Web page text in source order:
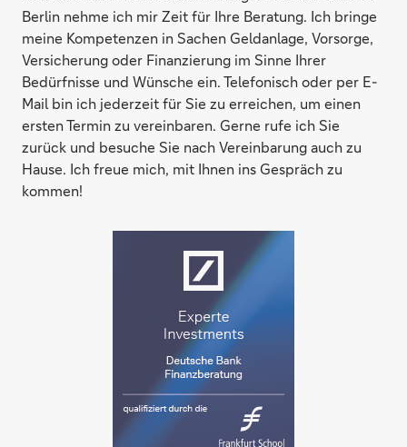
Berlin nehme ich mir Zeit für Ihre Beratung. Ich bringe
meine Kompetenzen in Sachen Geldanlage, Vorsorge,
Versicherung oder Finanzierung im Sinne Ihrer
Bedürfnisse und Wünsche ein. Telefonisch oder per E-
Mail bin ich jederzeit für Sie zu erreichen, um einen
ersten Termin zu vereinbaren. Gerne rufe ich Sie
zurück und besuche Sie nach Vereinbarung auch zu
Hause. Ich freue mich, mit Ihnen ins Gespräch zu
kommen!